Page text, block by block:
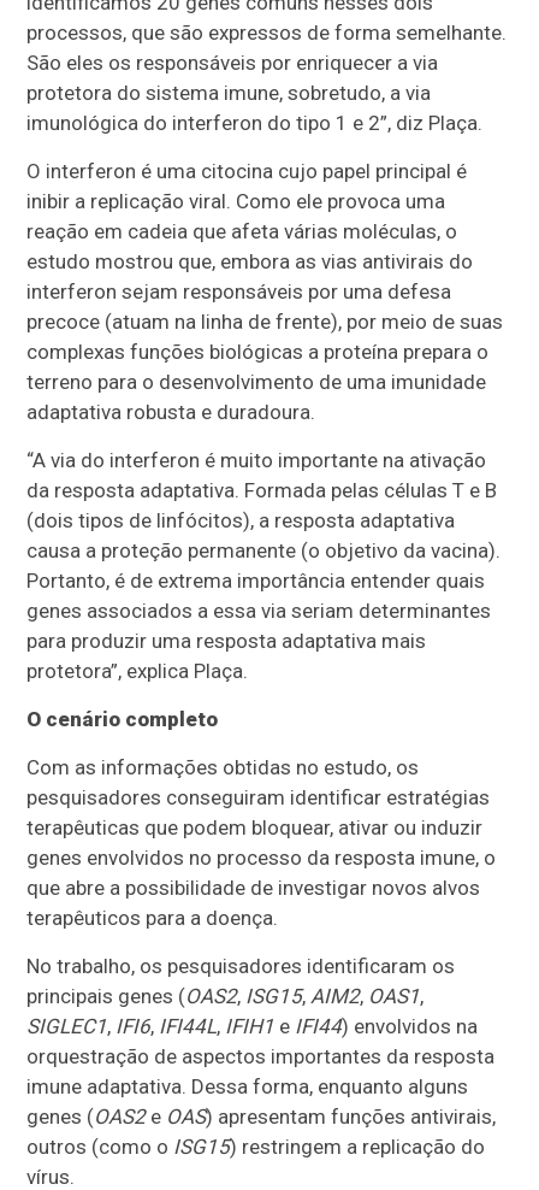
processos, que são expressos de forma semelhante.
São eles os responsáveis por enriquecer a via
protetora do sistema imune, sobretudo, a via
imunológica do interferon do tipo 1 e 2”, diz Plaça.
O interferon é uma citocina cujo papel principal é
inibir a replicação viral. Como ele provoca uma
reação em cadeia que afeta várias moléculas, o
estudo mostrou que, embora as vias antivirais do
interferon sejam responsáveis por uma defesa
precoce (atuam na linha de frente), por meio de suas
complexas funções biológicas a proteína prepara o
terreno para o desenvolvimento de uma imunidade
adaptativa robusta e duradoura.
“A via do interferon é muito importante na ativação
da resposta adaptativa. Formada pelas células T e B
(dois tipos de linfócitos), a resposta adaptativa
causa a proteção permanente (o objetivo da vacina).
Portanto, é de extrema importância entender quais
genes associados a essa via seriam determinantes
para produzir uma resposta adaptativa mais
protetora”, explica Plaça.
O cenário completo
Com as informações obtidas no estudo, os
pesquisadores conseguiram identificar estratégias
terapêuticas que podem bloquear, ativar ou induzir
genes envolvidos no processo da resposta imune, o
que abre a possibilidade de investigar novos alvos
terapêuticos para a doença.
No trabalho, os pesquisadores identificaram os
principais genes (OAS2, ISG15, AIM2, OAS1,
SIGLEC1, IFI6, IFI44L, IFIH1 e IFI44) envolvidos na
orquestração de aspectos importantes da resposta
imune adaptativa. Dessa forma, enquanto alguns
genes (OAS2e OAS) apresentam funções antivirais,
outros (como o ISG15) restringem a replicação do
vírus.